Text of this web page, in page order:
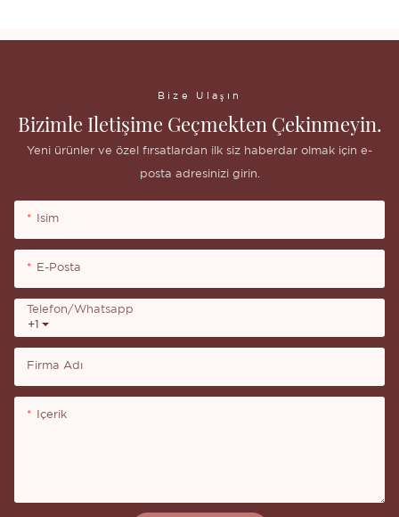
Bize Ulaşın
Bizimle Iletişime Geçmekten Çekinmeyin.
Yeni ürünler ve özel fırsatlardan ilk siz haberdar olmak için e-
posta adresinizi girin.
Isim
E-Posta
+1
Telefon/whatsapp
Firma Adı
Içerik